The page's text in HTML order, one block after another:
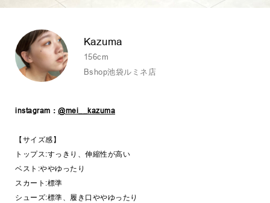
Kazuma
156cm
Bshop池袋ルミネ店
instagram： @mei__kazuma
【サイズ感】
トップス:すっきり、伸縮性が高い
ベスト:ややゆったり
スカート:標準
シューズ:標準、履き口ややゆったり